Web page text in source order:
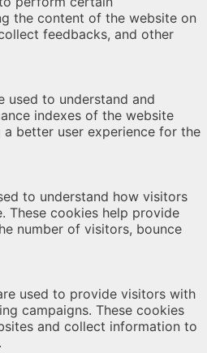
the content of the website on
feedbacks, and other
used to understand and
indexes of the website
better user experience for the
to understand how visitors
These cookies help provide
number of visitors, bounce
used to provide visitors with
campaigns. These cookies
and collect information to